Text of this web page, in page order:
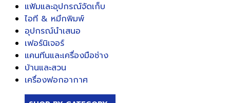
แฟ้มและอุปกรณ์จัดเก็บ
ไอที & หมึกพิมพ์
อุปกรณ์นำเสนอ
เฟอร์นิเจอร์
แคนทีนและเครื่องมือช่าง
บ้านและสวน
เครื่องฟอกอากาศ